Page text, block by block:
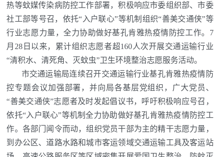
热等蚊媒传染病防控工作部署，积极响应市委组织部、市委
社工部等号召，依托“入户联心”等机制组织“善美交通侠”等
行业志愿力量，全力协助做好基孔肯雅热疫情防控工作。7
月28日以来，累计组织志愿者超160人次开展交通运输行业
“清积水、清死角、灭蚊虫”卫生环境整治志愿服务活动。
市交通运输局连续召开交通运输行业基孔肯雅热疫情防
控专题会议加强部署，并向局各基层党组织，广大党员、
“善美交通侠”志愿者及时发起倡议书，呼吁积极响应号召，
依托“入户联心”等机制全力协助做好基孔肯雅热疫情防控工
作。各部门闻令而动，组织党员干部为主的精干志愿力量，
到办公区、道路水路和城市客运领域交通运输工具及客运站